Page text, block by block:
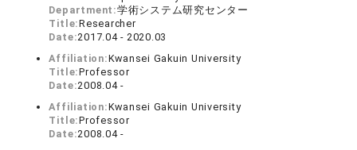
Department:学術システム研究センター
Title:Researcher
Date:2017.04 - 2020.03
Affiliation:Kwansei Gakuin University
Title:Professor
Date:2008.04 -
Affiliation:Kwansei Gakuin University
Title:Professor
Date:2008.04 -